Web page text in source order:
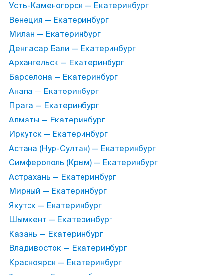
Усть-Каменогорск — Екатеринбург
Венеция — Екатеринбург
Милан — Екатеринбург
Денпасар Бали — Екатеринбург
Архангельск — Екатеринбург
Барселона — Екатеринбург
Анапа — Екатеринбург
Прага — Екатеринбург
Алматы — Екатеринбург
Иркутск — Екатеринбург
Астана (Нур-Султан) — Екатеринбург
Симферополь (Крым) — Екатеринбург
Астрахань — Екатеринбург
Мирный — Екатеринбург
Якутск — Екатеринбург
Шымкент — Екатеринбург
Казань — Екатеринбург
Владивосток — Екатеринбург
Красноярск — Екатеринбург